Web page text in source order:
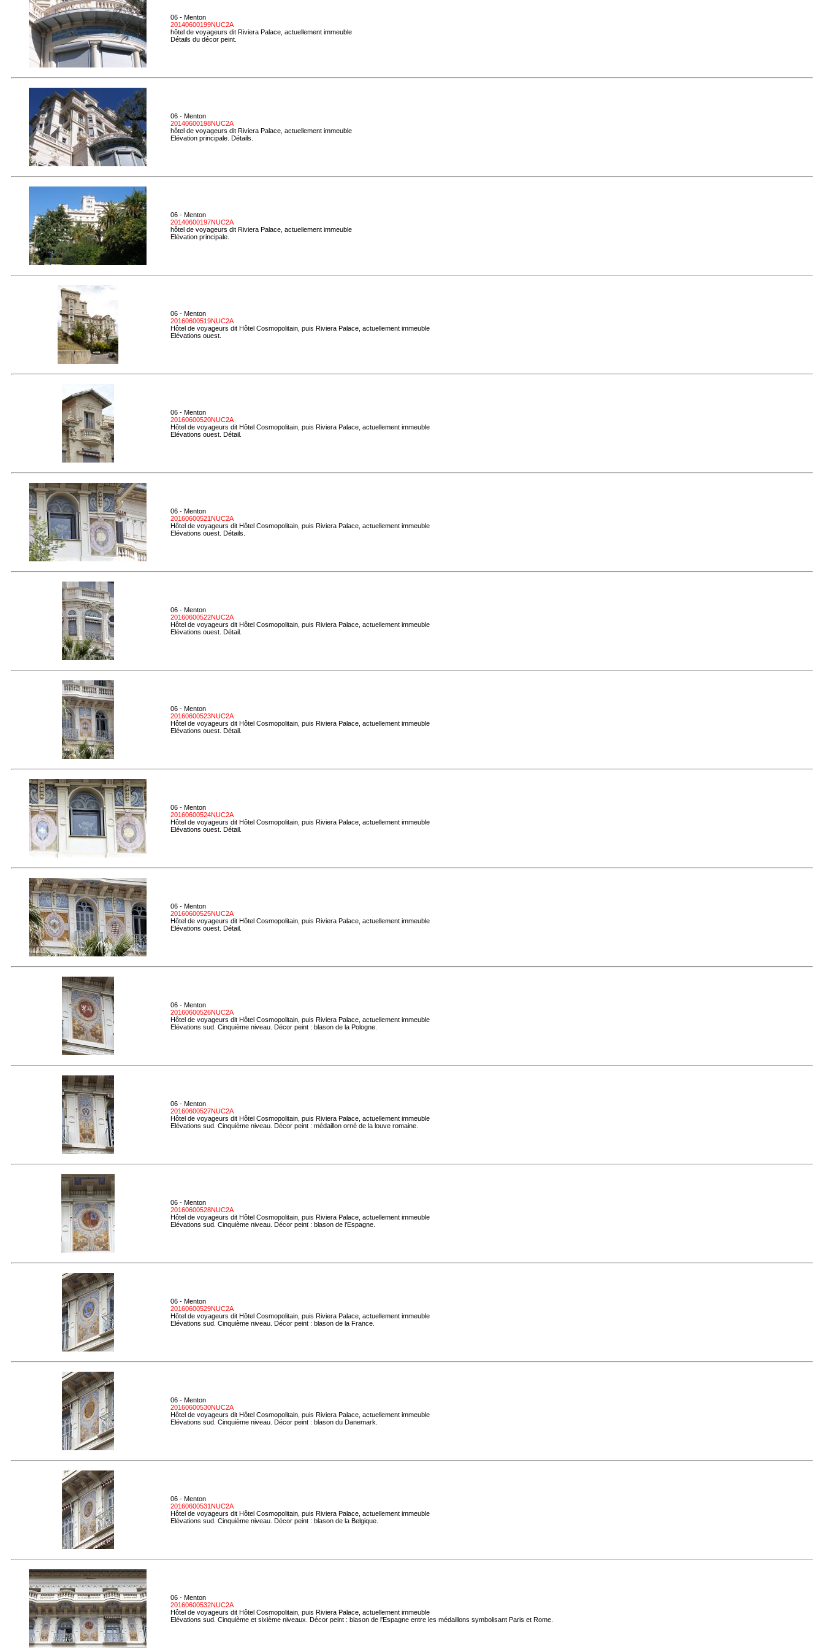
06 - Menton
20140600199NUC2A
hôtel de voyageurs dit Riviera Palace, actuellement immeuble
Détails du décor peint.
06 - Menton
20140600198NUC2A
hôtel de voyageurs dit Riviera Palace, actuellement immeuble
Elévation principale. Détails.
06 - Menton
20140600197NUC2A
hôtel de voyageurs dit Riviera Palace, actuellement immeuble
Elévation principale.
06 - Menton
20160600519NUC2A
Hôtel de voyageurs dit Hôtel Cosmopolitain, puis Riviera Palace, actuellement immeuble
Elévations ouest.
06 - Menton
20160600520NUC2A
Hôtel de voyageurs dit Hôtel Cosmopolitain, puis Riviera Palace, actuellement immeuble
Elévations ouest. Détail.
06 - Menton
20160600521NUC2A
Hôtel de voyageurs dit Hôtel Cosmopolitain, puis Riviera Palace, actuellement immeuble
Elévations ouest. Détails.
06 - Menton
20160600522NUC2A
Hôtel de voyageurs dit Hôtel Cosmopolitain, puis Riviera Palace, actuellement immeuble
Elévations ouest. Détail.
06 - Menton
20160600523NUC2A
Hôtel de voyageurs dit Hôtel Cosmopolitain, puis Riviera Palace, actuellement immeuble
Elévations ouest. Détail.
06 - Menton
20160600524NUC2A
Hôtel de voyageurs dit Hôtel Cosmopolitain, puis Riviera Palace, actuellement immeuble
Elévations ouest. Détail.
06 - Menton
20160600525NUC2A
Hôtel de voyageurs dit Hôtel Cosmopolitain, puis Riviera Palace, actuellement immeuble
Elévations ouest. Détail.
06 - Menton
20160600526NUC2A
Hôtel de voyageurs dit Hôtel Cosmopolitain, puis Riviera Palace, actuellement immeuble
Elévations sud. Cinquième niveau. Décor peint : blason de la Pologne.
06 - Menton
20160600527NUC2A
Hôtel de voyageurs dit Hôtel Cosmopolitain, puis Riviera Palace, actuellement immeuble
Elévations sud. Cinquième niveau. Décor peint : médaillon orné de la louve romaine.
06 - Menton
20160600528NUC2A
Hôtel de voyageurs dit Hôtel Cosmopolitain, puis Riviera Palace, actuellement immeuble
Elévations sud. Cinquième niveau. Décor peint : blason de l'Espagne.
06 - Menton
20160600529NUC2A
Hôtel de voyageurs dit Hôtel Cosmopolitain, puis Riviera Palace, actuellement immeuble
Elévations sud. Cinquième niveau. Décor peint : blason de la France.
06 - Menton
20160600530NUC2A
Hôtel de voyageurs dit Hôtel Cosmopolitain, puis Riviera Palace, actuellement immeuble
Elévations sud. Cinquième niveau. Décor peint : blason du Danemark.
06 - Menton
20160600531NUC2A
Hôtel de voyageurs dit Hôtel Cosmopolitain, puis Riviera Palace, actuellement immeuble
Elévations sud. Cinquième niveau. Décor peint : blason de la Belgique.
06 - Menton
20160600532NUC2A
Hôtel de voyageurs dit Hôtel Cosmopolitain, puis Riviera Palace, actuellement immeuble
Elévations sud. Cinquième et sixième niveaux. Décor peint : blason de l'Espagne entre les médaillons symbolisant Paris et Rome.